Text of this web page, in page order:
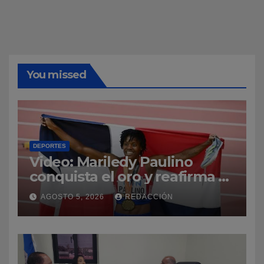
You missed
DEPORTES
Video: Mariledy Paulino
conquista el oro y reafirma su
dominio en el atletismo
AGOSTO 5, 2026 REDACCIÓN